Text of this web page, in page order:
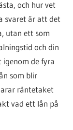
och hur vet
svaret är att det
utan ett som
och din
de fyra
som blir
räntetaket
vad ett lån på